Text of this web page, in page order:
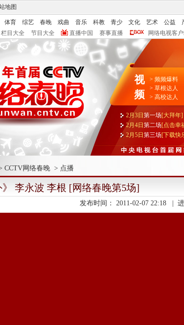
地图
体育 综艺 春晚 戏曲 音乐 科教 青少 文化 艺术 公益
栏目大全 节目大全 直播中国 赛事直播 网络电视客
视
频
> 频频爆料
> 草根达人
> 高校达人
2月3日 第一场[大拜年
2月4日 第二场[点击幸
2月5日 第三场[下载快
CCTV网络春晚 > 点播
》 李永波 李根 [网络春晚第5场]
发布时间： 2011-02-07 22:18